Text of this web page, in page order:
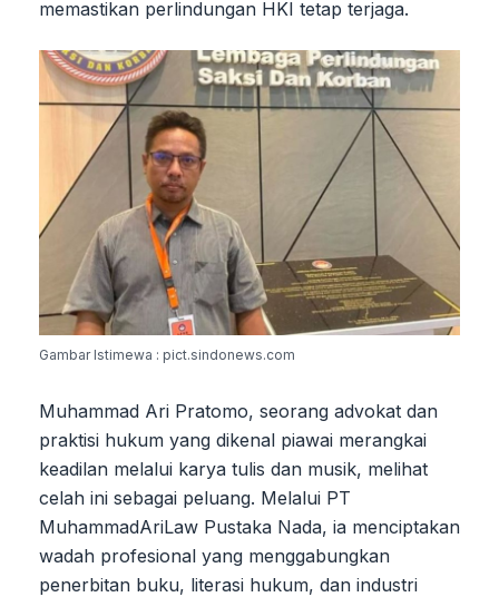
memastikan perlindungan HKI tetap terjaga.
Gambar Istimewa : pict.sindonews.com
Muhammad Ari Pratomo, seorang advokat dan
praktisi hukum yang dikenal piawai merangkai
keadilan melalui karya tulis dan musik, melihat
celah ini sebagai peluang. Melalui PT
MuhammadAriLaw Pustaka Nada, ia menciptakan
wadah profesional yang menggabungkan
penerbitan buku, literasi hukum, dan industri